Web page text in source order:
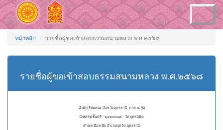
Toggle
navigation
หน้าหลัก รายชื่อผู้ขอเข้าสอบธรรมสนามหลวง พ.ศ.๒๕๖๘
รายชื่อผู้ขอเข้าสอบธรรมสนามหลวง พ.ศ.๒๕๖๘
สำนักเรียนคณะจังหวัดอุดรธานี ภาค ๘ (ธ)
นักธรรมชั้นตรี - ๖๑๒๘๐๐๗ - วัดพุทธนิมิต
ตำบลเมืองเพีย อำเภอกุดจับ อุดรธานี